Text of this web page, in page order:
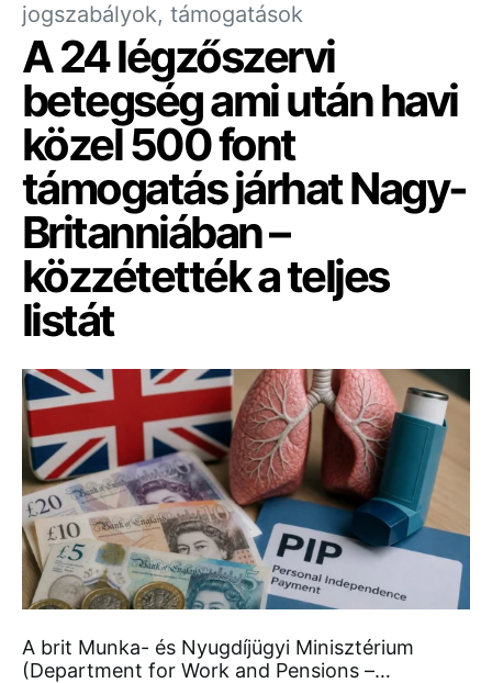
jogszabályok, támogatások
A 24 légzőszervi
betegség ami után havi
közel 500 font
támogatás járhat Nagy-
Britanniában –
közzétették a teljes
listát
A brit Munka- és Nyugdíjügyi Minisztérium
(Department for Work and Pensions –…